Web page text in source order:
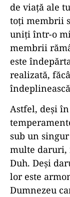
de viaţă ale
toţi membrii
uniţi într-o
membrii
este
realizată,
Astfel, deşi
sub un
multe daruri,
Duh. Deşi
lor este
Dumnezeu